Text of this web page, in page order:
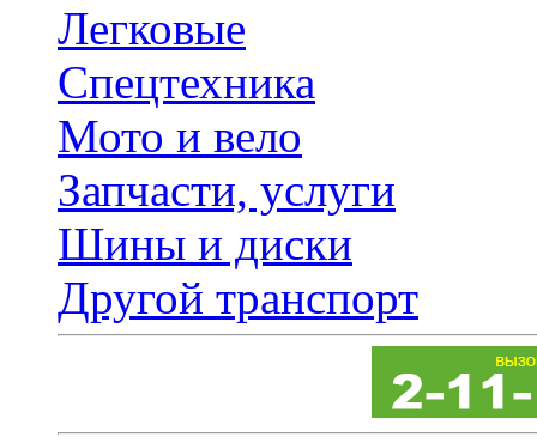
Легковые
Спецтехника
Мото и вело
Запчасти, услуги
Шины и диски
Другой транспорт